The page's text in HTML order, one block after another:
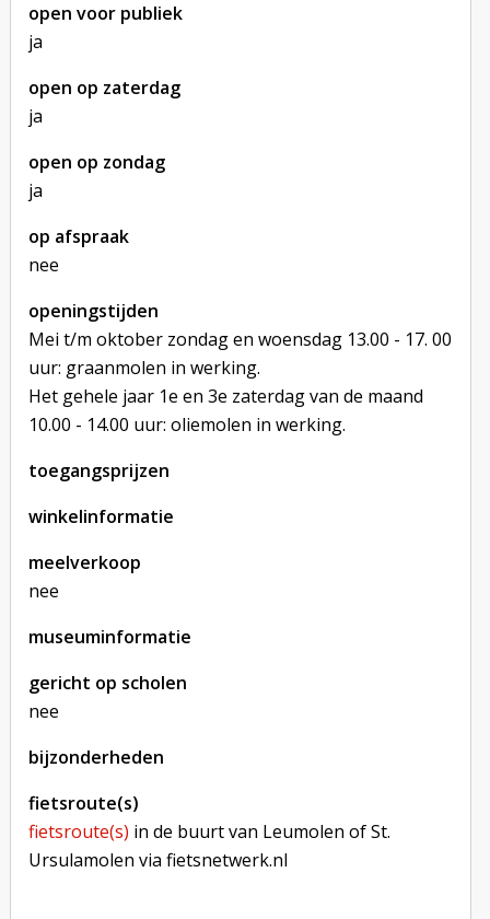
open voor publiek
ja
open op zaterdag
ja
open op zondag
ja
op afspraak
nee
openingstijden
Mei t/m oktober zondag en woensdag 13.00 - 17. 00
uur: graanmolen in werking.
Het gehele jaar 1e en 3e zaterdag van de maand
10.00 - 14.00 uur: oliemolen in werking.
toegangsprijzen
winkelinformatie
meelverkoop
nee
museuminformatie
gericht op scholen
nee
bijzonderheden
fietsroute(s)
fietsroute(s) in de buurt van Leumolen of St.
Ursulamolen via fietsnetwerk.nl